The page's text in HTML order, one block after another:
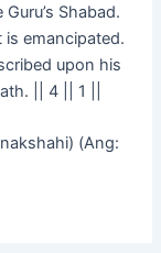
Shabad.
is emancipated.
upon his
|| 4 || 1 ||
(Ang: